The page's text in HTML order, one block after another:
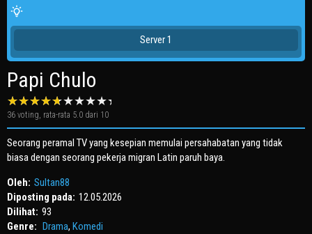
Server 1
Papi Chulo
36 voting, rata-rata 5.0 dari 10
Seorang peramal TV yang kesepian memulai persahabatan yang tidak
biasa dengan seorang pekerja migran Latin paruh baya.
Oleh: Sultan88
Diposting pada: 12.05.2026
Dilihat: 93
Genre:
Drama, Komedi